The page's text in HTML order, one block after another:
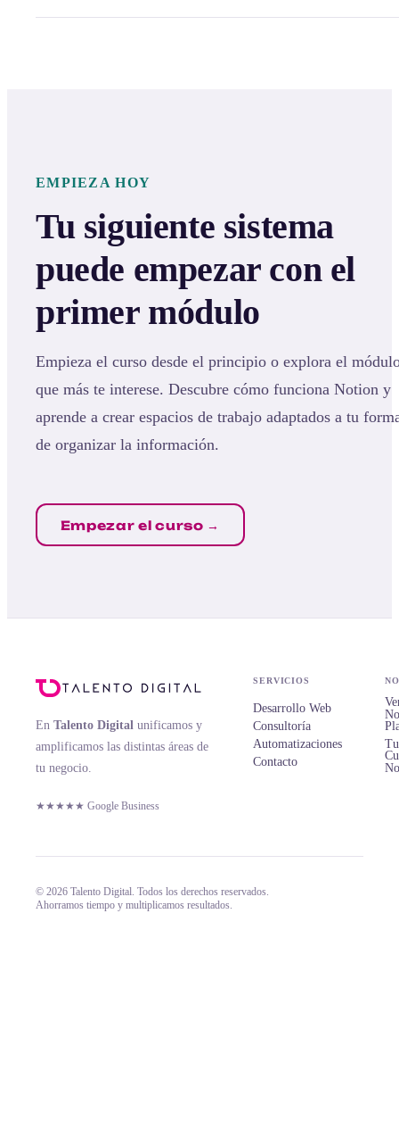
EMPIEZA HOY
Tu siguiente sistema
puede empezar con el
primer módulo
Empieza el curso desde el principio o explora el
que más te interese. Descubre cómo funciona Notion y
aprende a crear espacios de trabajo adaptados a tu
de organizar la información.
Empezar el curso →
En Talento Digital unificamos y
amplificamos las distintas áreas de
tu negocio.
★★★★★ Google Business
SERVICIOS
Desarrollo Web
Consultoría
Automatizaciones
Contacto
© 2026 Talento Digital. Todos los derechos reservados.
Ahorramos tiempo y multiplicamos resultados.